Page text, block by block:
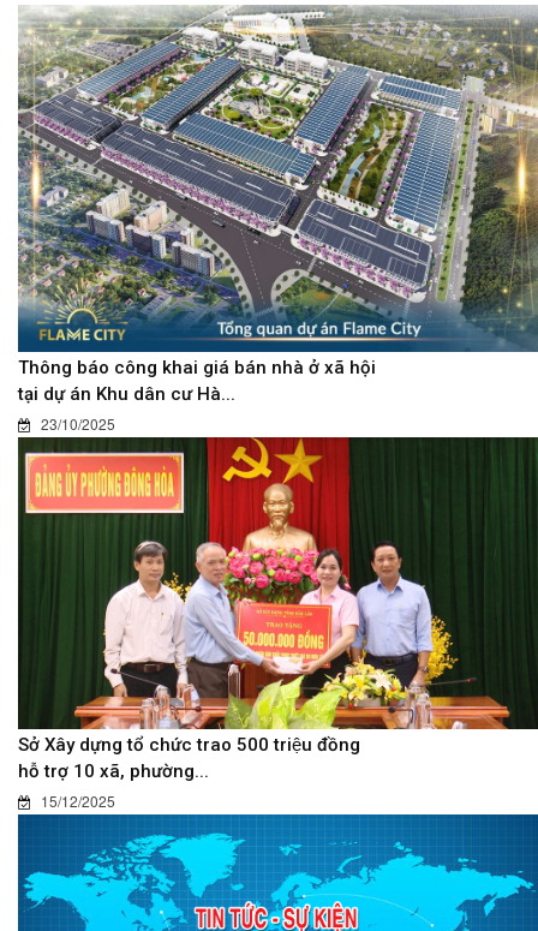
Thông báo công khai giá bán nhà ở xã hội
tại dự án Khu dân cư Hà...
23/10/2025
Sở Xây dựng tổ chức trao 500 triệu đồng
hỗ trợ 10 xã, phường...
15/12/2025